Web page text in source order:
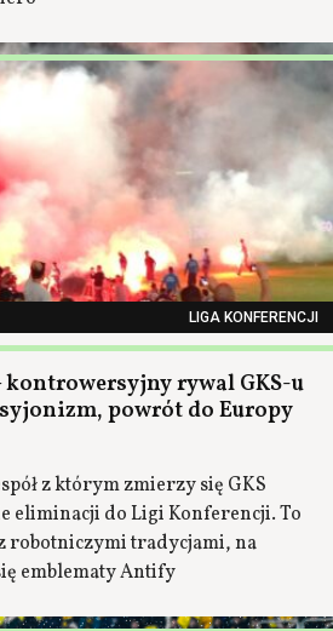
LIGA KONFERENCJI
kontrowersyjny rywal GKS-u
powrót do Europy
z którym zmierzy się GKS
eliminacji do Ligi Konferencji. To
robotniczymi tradycjami, na
emblematy Antify